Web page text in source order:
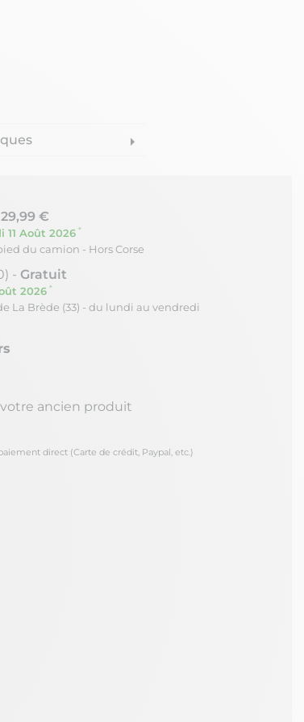
arrow_right
29,99 €
11 Août 2026 *
du camion - Hors Corse
- Gratuit
2026 *
La Brède (33) - du lundi au vendredi
ancien produit
direct (Carte de crédit, Paypal, etc.)